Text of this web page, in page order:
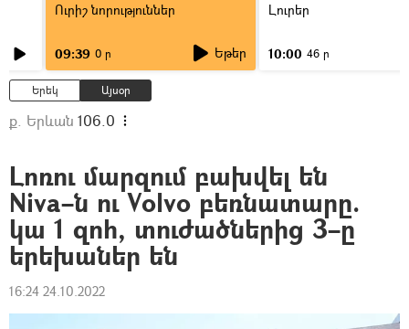
Ուրիշ նորություններ
09:39 0 ր Եթեր
Լուրեր
10:00 46 ր
Երեկ Այսօր
ք. Երևան 106.0
Լոռու մարզում բախվել են
Niva–ն ու Volvo բեռնատարը.
կա 1 զոհ, տուժածներից 3–ը
երեխաներ են
16:24 24.10.2022